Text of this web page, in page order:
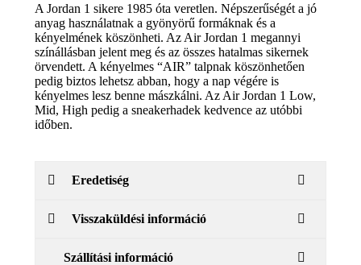
A Jordan 1 sikere 1985 óta veretlen. Népszerűségét a jó
anyag használatnak a gyönyörű formáknak és a
kényelmének köszönheti. Az Air Jordan 1 megannyi
színállásban jelent meg és az összes hatalmas sikernek
örvendett. A kényelmes “AIR” talpnak köszönhetően
pedig biztos lehetsz abban, hogy a nap végére is
kényelmes lesz benne mászkálni. Az Air Jordan 1 Low,
Mid, High pedig a sneakerhadek kedvence az utóbbi
időben.
Eredetiség
Visszaküldési információ
Szállítási információ